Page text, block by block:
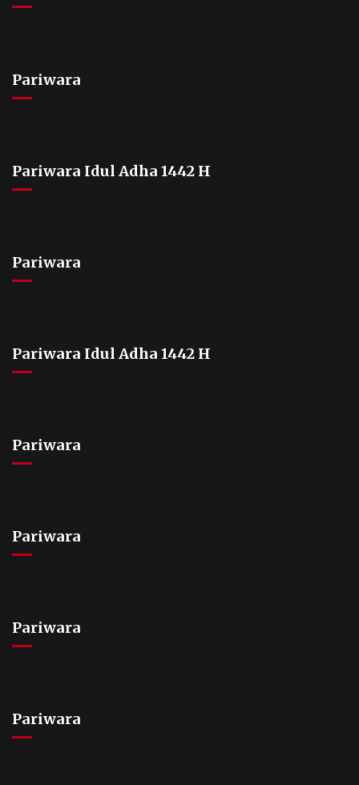
Pariwara
Pariwara Idul Adha 1442 H
Pariwara
Pariwara Idul Adha 1442 H
Pariwara
Pariwara
Pariwara
Pariwara